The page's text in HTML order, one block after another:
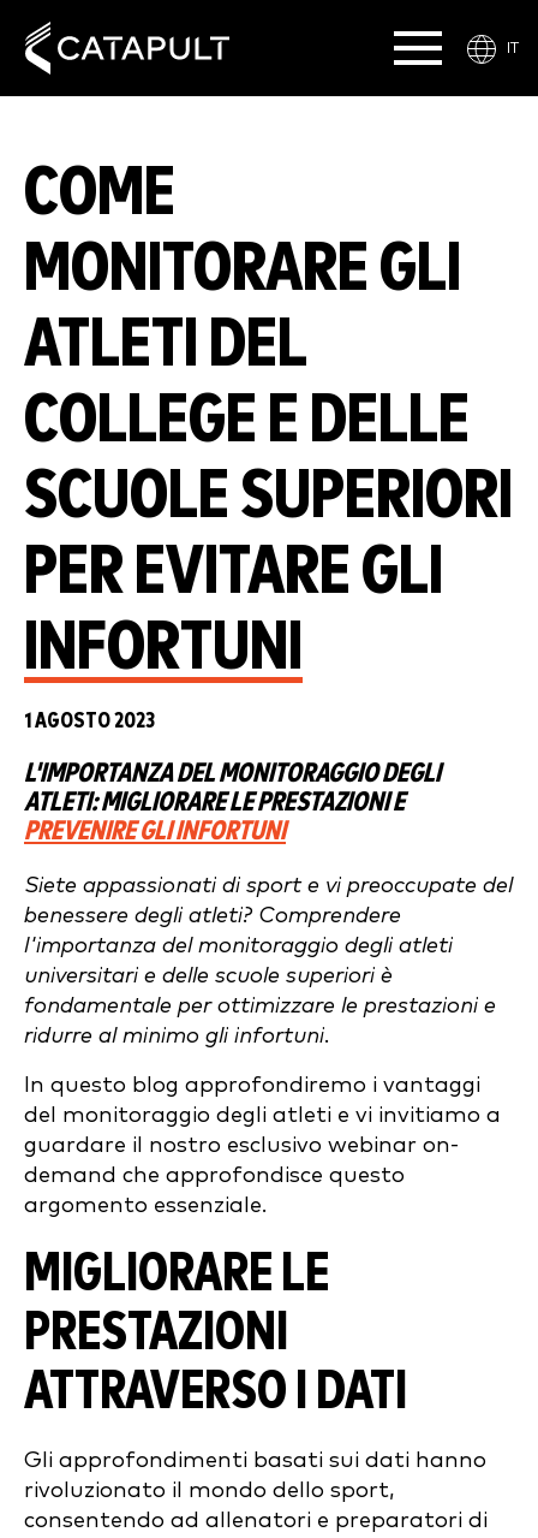
IT
COME
MONITORARE GLI
ATLETI DEL
COLLEGE E DELLE
SCUOLE SUPERIORI
PER EVITARE GLI
INFORTUNI
1 AGOSTO 2023
L'IMPORTANZA DEL MONITORAGGIO DEGLI
ATLETI: MIGLIORARE LE PRESTAZIONI E
PREVENIRE GLI INFORTUNI
Siete appassionati di sport e vi preoccupate del
benessere degli atleti? Comprendere
l'importanza del monitoraggio degli atleti
universitari e delle scuole superiori è
fondamentale per ottimizzare le prestazioni e
ridurre al minimo gli infortuni.
In questo blog approfondiremo i vantaggi
del monitoraggio degli atleti e vi invitiamo a
guardare il nostro esclusivo webinar on-
demand che approfondisce questo
argomento essenziale.
MIGLIORARE LE
PRESTAZIONI
ATTRAVERSO I DATI
Gli approfondimenti basati sui dati hanno
rivoluzionato il mondo dello sport,
consentendo ad allenatori e preparatori di